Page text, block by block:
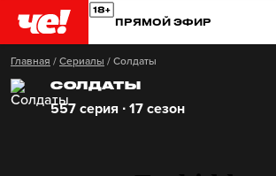
ПРЯМОЙ ЭФИР
Главная / Сериалы / Солдаты
СОЛДАТЫ
557 серия ∙ 17 сезон